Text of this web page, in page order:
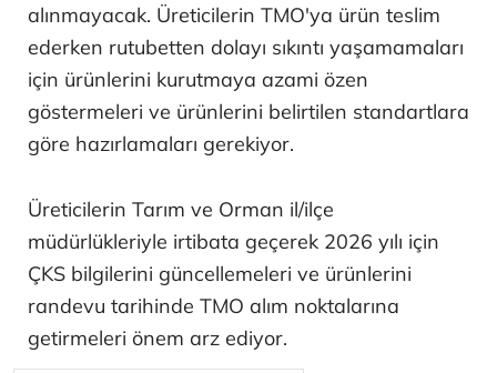
alınmayacak. Üreticilerin TMO'ya ürün teslim
ederken rutubetten dolayı sıkıntı yaşamamaları
için ürünlerini kurutmaya azami özen
göstermeleri ve ürünlerini belirtilen standartlara
göre hazırlamaları gerekiyor.
Üreticilerin Tarım ve Orman il/ilçe
müdürlükleriyle irtibata geçerek 2026 yılı için
ÇKS bilgilerini güncellemeleri ve ürünlerini
randevu tarihinde TMO alım noktalarına
getirmeleri önem arz ediyor.